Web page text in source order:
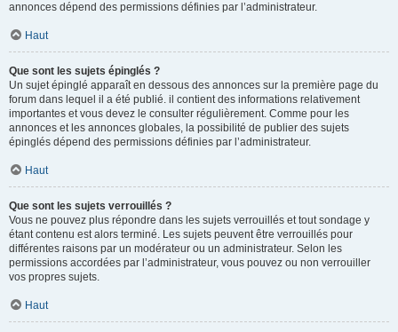
annonces dépend des permissions définies par l’administrateur.
Haut
Que sont les sujets épinglés ?
Un sujet épinglé apparaît en dessous des annonces sur la première page du
forum dans lequel il a été publié. il contient des informations relativement
importantes et vous devez le consulter régulièrement. Comme pour les
annonces et les annonces globales, la possibilité de publier des sujets
épinglés dépend des permissions définies par l’administrateur.
Haut
Que sont les sujets verrouillés ?
Vous ne pouvez plus répondre dans les sujets verrouillés et tout sondage y
étant contenu est alors terminé. Les sujets peuvent être verrouillés pour
différentes raisons par un modérateur ou un administrateur. Selon les
permissions accordées par l’administrateur, vous pouvez ou non verrouiller
vos propres sujets.
Haut